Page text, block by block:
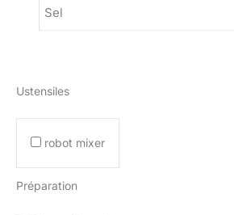
Sel
Ustensiles
robot mixer
Préparation